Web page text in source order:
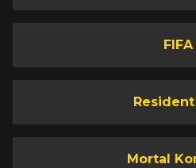
FIFA
Mortal